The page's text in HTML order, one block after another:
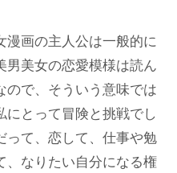
画の主人公は一般的に
男美女の恋愛模様は読ん
ので、そういう意味では
とって冒険と挑戦でし
って、恋して、仕事や勉
、なりたい自分になる権